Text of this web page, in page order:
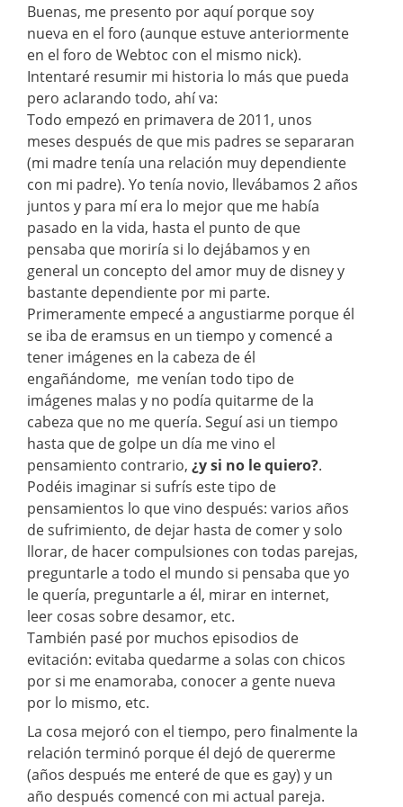
Buenas, me presento por aquí porque soy
nueva en el foro (aunque estuve anteriormente
en el foro de Webtoc con el mismo nick).
Intentaré resumir mi historia lo más que pueda
pero aclarando todo, ahí va:
Todo empezó en primavera de 2011, unos
meses después de que mis padres se separaran
(mi madre tenía una relación muy dependiente
con mi padre). Yo tenía novio, llevábamos 2 años
juntos y para mí era lo mejor que me había
pasado en la vida, hasta el punto de que
pensaba que moriría si lo dejábamos y en
general un concepto del amor muy de disney y
bastante dependiente por mi parte.
Primeramente empecé a angustiarme porque él
se iba de eramsus en un tiempo y comencé a
tener imágenes en la cabeza de él
engañándome, me venían todo tipo de
imágenes malas y no podía quitarme de la
cabeza que no me quería. Seguí asi un tiempo
hasta que de golpe un día me vino el
pensamiento contrario, ¿y si no le quiero?.
Podéis imaginar si sufrís este tipo de
pensamientos lo que vino después: varios años
de sufrimiento, de dejar hasta de comer y solo
llorar, de hacer compulsiones con todas parejas,
preguntarle a todo el mundo si pensaba que yo
le quería, preguntarle a él, mirar en internet,
leer cosas sobre desamor, etc.
También pasé por muchos episodios de
evitación: evitaba quedarme a solas con chicos
por si me enamoraba, conocer a gente nueva
por lo mismo, etc.
La cosa mejoró con el tiempo, pero finalmente la
relación terminó porque él dejó de quererme
(años después me enteré de que es gay) y un
año después comencé con mi actual pareja.